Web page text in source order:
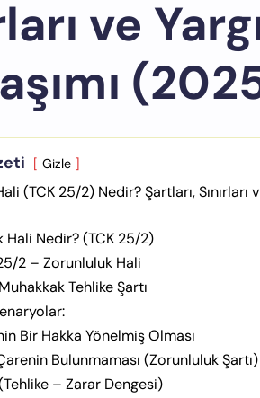
ve
Gizle
(TCK 25/2) Nedir? Şartları, Sınırları
Hali Nedir? (TCK 25/2)
2 – Zorunluluk Hali
Tehlike Şartı
Bir Hakka Yönelmiş Olması
Bulunmaması (Zorunluluk Şartı)
– Zarar Dengesi)